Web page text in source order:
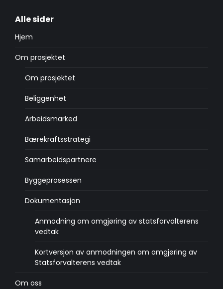
Alle sider
Hjem
Om prosjektet
Om prosjektet
Beliggenhet
Arbeidsmarked
Bærekraftsstrategi
Samarbeidspartnere
Byggeprosessen
Dokumentasjon
Anmodning om omgjøring av statsforvalterens
vedtak
Kortversjon av anmodningen om omgjøring av
Statsforvalterens vedtak
Om oss